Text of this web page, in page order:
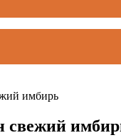
свежий